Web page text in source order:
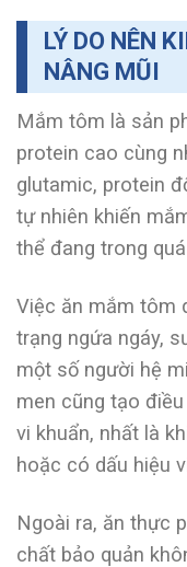
LÝ DO NÊN
NÂNG MŨI
Mắm tôm là sản
protein cao cùng
glutamic, protein
tự nhiên khiến
thể đang trong
Việc ăn mắm tôm
trạng ngứa ngáy,
một số người hệ
men cũng tạo
vi khuẩn, nhất là
hoặc có dấu hiệu
Ngoài ra, ăn thực
chất bảo quản